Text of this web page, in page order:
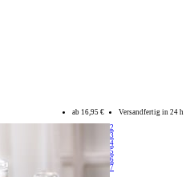
ab 16,95 € Versandfertig in 24 h
2
3
4
5
6
7